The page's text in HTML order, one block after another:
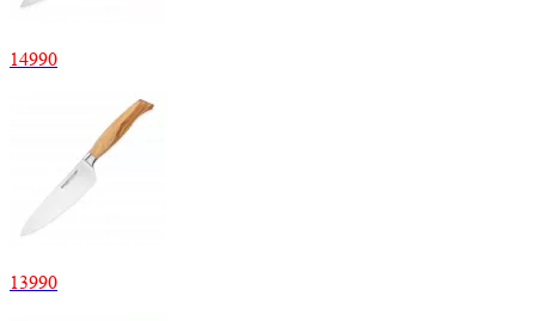
14990
13990